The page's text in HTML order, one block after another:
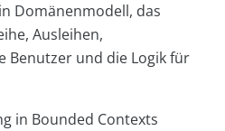
Domänenmodell, das
Ausleihen,
Benutzer und die Logik für
in Bounded Contexts